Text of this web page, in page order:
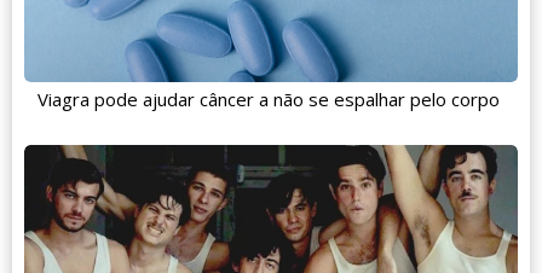
Viagra pode ajudar câncer a não se espalhar pelo corpo